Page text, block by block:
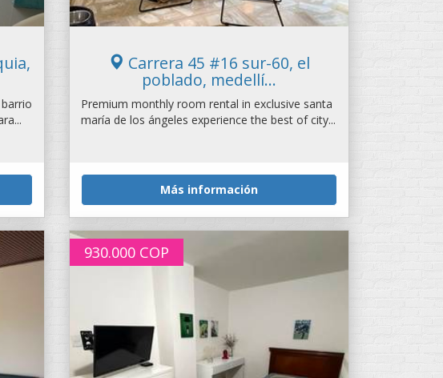
Carrera 45 #16 sur-60, el
poblado, medellí...
Premium monthly room rental in exclusive santa
maría de los ángeles experience the best of city...
Más información
930.000 COP